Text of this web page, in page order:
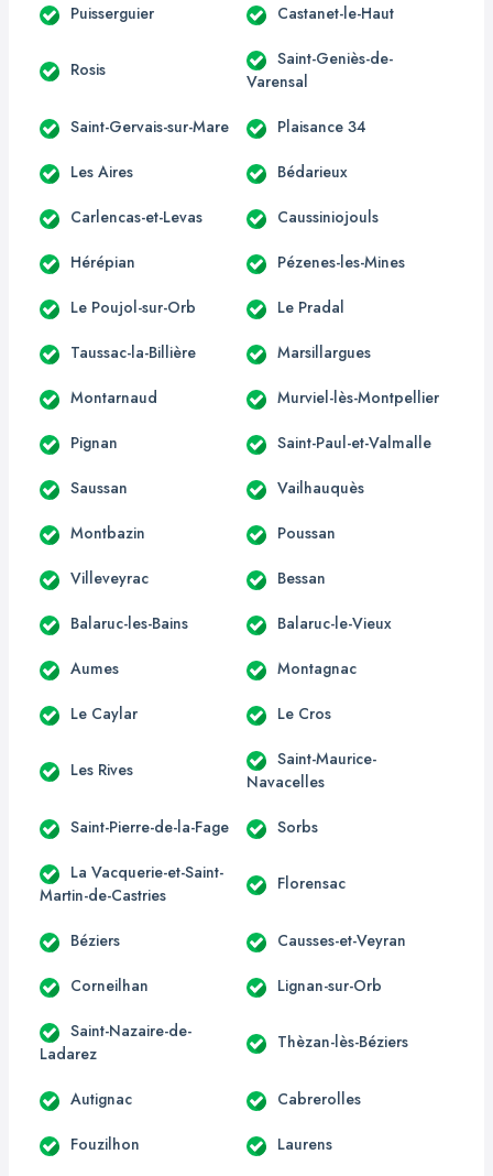
Puisserguier Castanet-le-Haut
Rosis
Saint-Geniès-de-
Varensal
Saint-Gervais-sur-Mare Plaisance 34
Les Aires Bédarieux
Carlencas-et-Levas Caussiniojouls
Hérépian Pézenes-les-Mines
Le Poujol-sur-Orb Le Pradal
Taussac-la-Billière Marsillargues
Montarnaud Murviel-lès-Montpellier
Pignan Saint-Paul-et-Valmalle
Saussan Vailhauquès
Montbazin Poussan
Villeveyrac Bessan
Balaruc-les-Bains Balaruc-le-Vieux
Aumes Montagnac
Le Caylar Le Cros
Les Rives
Saint-Maurice-
Navacelles
Saint-Pierre-de-la-Fage Sorbs
La Vacquerie-et-Saint-
Martin-de-Castries
Florensac
Béziers Causses-et-Veyran
Corneilhan Lignan-sur-Orb
Saint-Nazaire-de-
Ladarez
Thèzan-lès-Béziers
Autignac Cabrerolles
Fouzilhon Laurens